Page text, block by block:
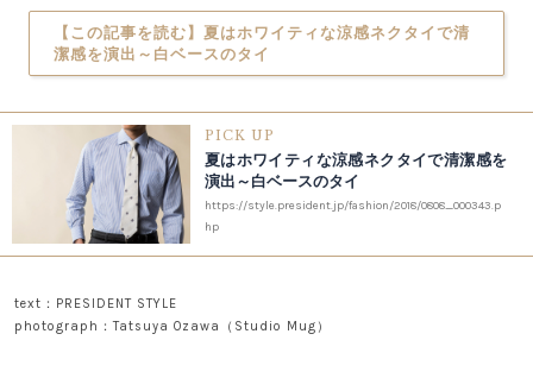
【この記事を読む】夏はホワイティな涼感ネクタイで清
潔感を演出～白ベースのタイ
PICK UP
夏はホワイティな涼感ネクタイで清潔感を
演出～白ベースのタイ
https://style.president.jp/fashion/2018/0808_000343.p
hp
text：PRESIDENT STYLE
photograph：Tatsuya Ozawa（Studio Mug）